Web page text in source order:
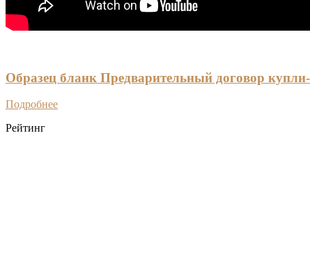
Образец бланк Предварительный договор
Подробнее
Рейтинг